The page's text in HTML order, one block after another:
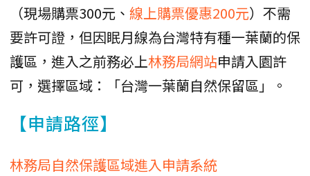
（現場購票300元、 線上購票優惠200元）不需
要許可證，但因眠月線為台灣特有種一葉蘭的保
護區，進入之前務必上林務局網站申請入園許
可，選擇區域：「台灣一葉蘭自然保留區」。
【申請路徑】
林務局自然保護區域進入申請系統